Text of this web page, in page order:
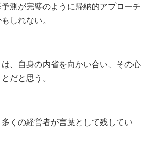
測が完璧のように帰納的アプローチ
しれない。
、自身の内省を向かい合い、その心
だと思う。
くの経営者が言葉として残してい